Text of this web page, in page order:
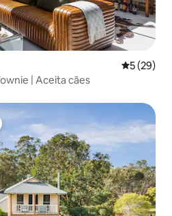
5 de uma
5 (29)
| Aceita cães